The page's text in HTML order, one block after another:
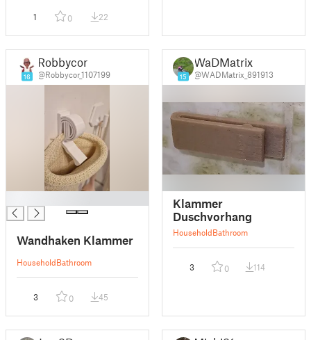
1 0 22
16
Robbycor
@Robbycor_1107199
Wandhaken Klammer
HouseholdBathroom
3 0 45
15
WaDMatrix
@WADMatrix_891913
Klammer
Duschvorhang
HouseholdBathroom
3 0 114